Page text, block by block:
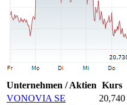
Unternehmen / Aktien Kurs
VONOVIA SE
20,740